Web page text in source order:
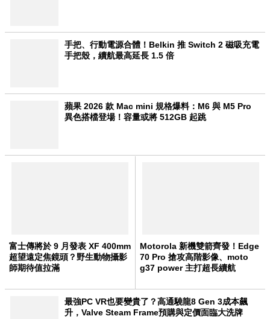
手把、行動電源合體！Belkin 推 Switch 2 磁吸充電
手把殼，續航最高延長 1.5 倍
蘋果 2026 款 Mac mini 規格爆料：M6 與 M5 Pro
異色搭檔登場！容量或將 512GB 起跳
富士傳將於 9 月發表 XF 400mm
超望遠定焦鏡頭？野生動物攝影
師期待值拉滿
Motorola 新機雙箭齊發！Edge
70 Pro 搶攻高階影像、moto
g37 power 主打超長續航
最強PC VR也要變貴了？高通驍龍8 Gen 3成本飆
升，Valve Steam Frame預購與定價面臨大洗牌